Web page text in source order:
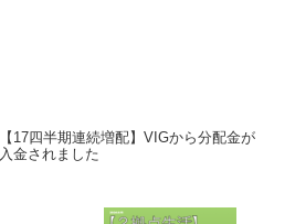
【17四半期連続増配】VIGから分配金が
入金されました